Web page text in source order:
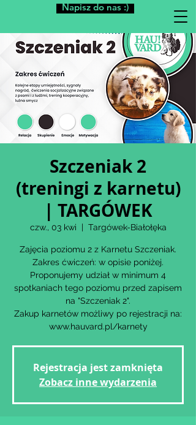
Napisz do nas :)
Szczeniak 2
(treningi z karnetu)
| TARGÓWEK
czw., 03 kwi
  |
Targówek-Białołęka
Zajęcia poziomu 2 z Karnetu Szczeniak.
Zakres ćwiczeń: w opisie poniżej.
Proponujemy udział w minimum 4
spotkaniach tego poziomu przed zapisem
na "Szczeniak 2".
Zakup karnetów możliwy po rejestracji na:
www.hauvard.pl/karnety
Rejestracja jest zamknięta
Zobacz inne wydarzenia